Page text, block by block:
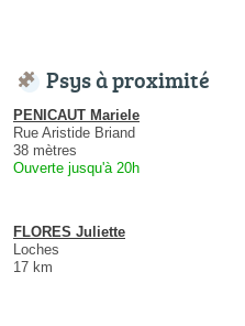
Psys à proximité
PENICAUT Mariele
Rue Aristide Briand
38 mètres
Ouverte jusqu'à 20h
FLORES Juliette
Loches
17 km